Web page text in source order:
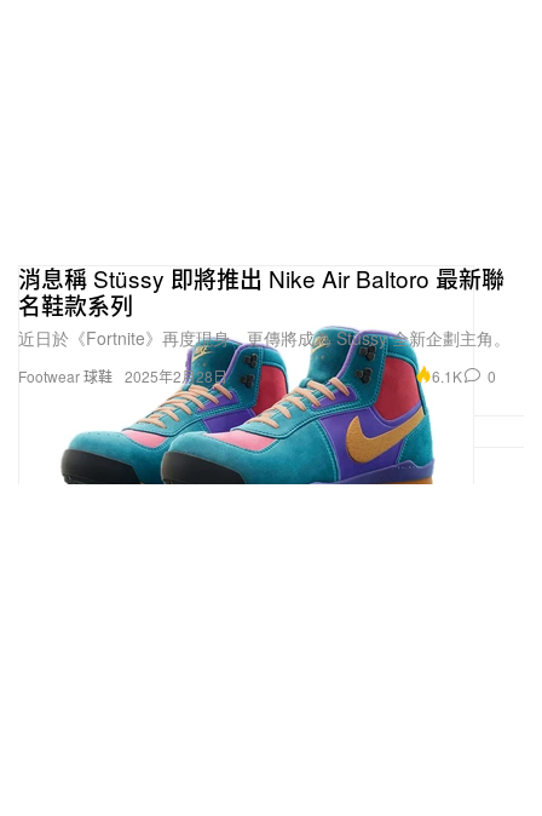
Footwear 球鞋
消息稱 Stüssy 即將推出 Nike Air Baltoro 最新聯
名鞋款系列
近日於《Fortnite》再度現身，更傳將成為 Stüssy 全新企劃主角。
2025年2月28日 6.1K 0